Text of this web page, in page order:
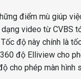
điểm mù giúp
video từ CVBS
Tốc độ này chính là
độ Elliview cho
cho phép màn hình